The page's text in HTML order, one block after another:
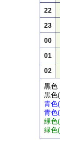
22
23
00
01
02
黒色
黒
青
青色
緑色
緑